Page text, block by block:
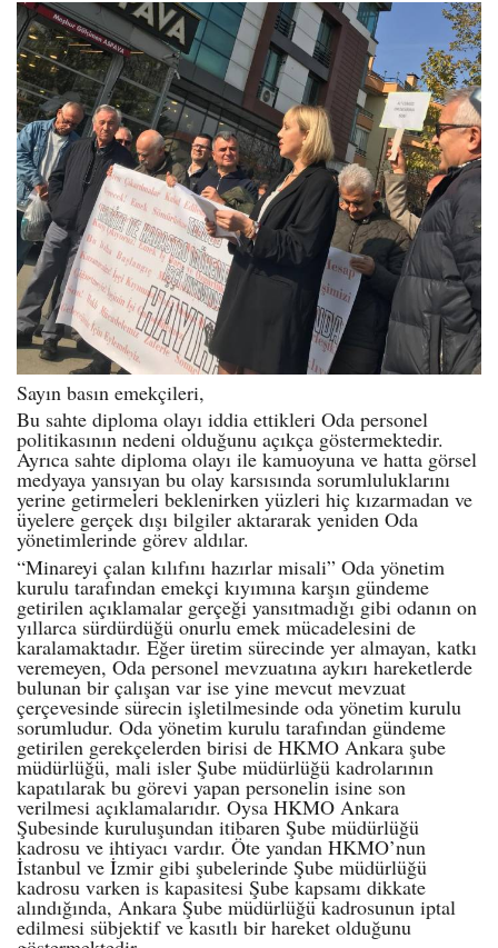
Sayın basın emekçileri,
Bu sahte diploma olayı iddia ettikleri Oda personel
politikasının nedeni olduğunu açıkça göstermektedir.
Ayrıca sahte diploma olayı ile kamuoyuna ve hatta görsel
medyaya yansıyan bu olay karsısında sorumluluklarını
yerine getirmeleri beklenirken yüzleri hiç kızarmadan ve
üyelere gerçek dışı bilgiler aktararak yeniden Oda
yönetimlerinde görev aldılar.
“Minareyi çalan kılıfını hazırlar misali” Oda yönetim
kurulu tarafından emekçi kıyımına karşın gündeme
getirilen açıklamalar gerçeği yansıtmadığı gibi odanın on
yıllarca sürdürdüğü onurlu emek mücadelesini de
karalamaktadır. Eğer üretim sürecinde yer almayan, katkı
veremeyen, Oda personel mevzuatına aykırı hareketlerde
bulunan bir çalışan var ise yine mevcut mevzuat
çerçevesinde sürecin işletilmesinde oda yönetim kurulu
sorumludur. Oda yönetim kurulu tarafından gündeme
getirilen gerekçelerden birisi de HKMO Ankara şube
müdürlüğü, mali isler Şube müdürlüğü kadrolarının
kapatılarak bu görevi yapan personelin isine son
verilmesi açıklamalarıdır. Oysa HKMO Ankara
Şubesinde kuruluşundan itibaren Şube müdürlüğü
kadrosu ve ihtiyacı vardır. Öte yandan HKMO’nun
İstanbul ve İzmir gibi şubelerinde Şube müdürlüğü
kadrosu varken is kapasitesi Şube kapsamı dikkate
alındığında, Ankara Şube müdürlüğü kadrosunun iptal
edilmesi sübjektif ve kasıtlı bir hareket olduğunu